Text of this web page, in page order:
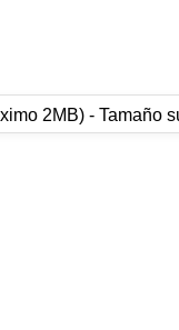
2MB) - Tamaño